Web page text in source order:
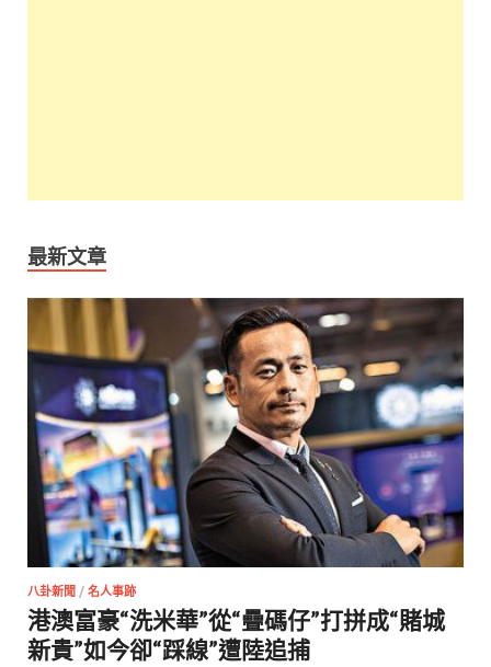
最新文章
八卦新聞 / 名人事跡
港澳富豪“洗米華”從“疊碼仔”打拼成“賭城
新貴”如今卻“踩線”遭陸追捕